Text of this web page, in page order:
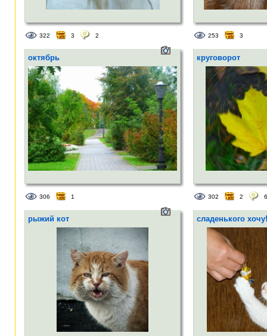
322 3 2 253 3
октябрь
306 1
круговорот
302 2 6
рыжий кот сладенького хочу!